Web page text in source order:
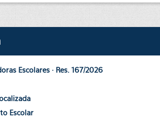
Escolares · Res. 167/2026
Escolar